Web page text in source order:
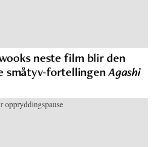
neste film blir den
småtyv-fortellingenAgashi